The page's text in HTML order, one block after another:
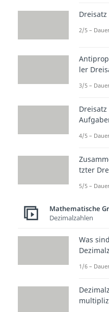
Dreisatz
2/5 –
ler
3/5 –
Dreisatz
4/5 –
tzter
5/5 –
Mathematische
Dezimalzahlen
Was sind
1/6 –